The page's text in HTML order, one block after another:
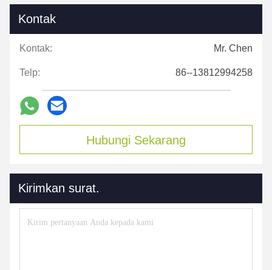
Kontak
Kontak: Mr. Chen
Telp: 86--13812994258
Hubungi Sekarang
Kirimkan surat.